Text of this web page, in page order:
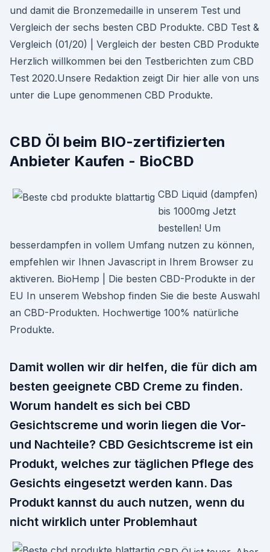
und damit die Bronzemedaille in unserem Test und
Vergleich der sechs besten CBD Produkte. CBD Test &
Vergleich (01/20) | Vergleich der besten CBD Produkte
Herzlich willkommen bei den Testberichten zum CBD
Test 2020.Unsere Redaktion zeigt Dir hier alle von uns
unter die Lupe genommenen CBD Produkte.
CBD Öl beim BIO-zertifizierten
Anbieter Kaufen - BioCBD
CBD Liquid (dampfen)
bis 1000mg Jetzt
bestellen! Um
besserdampfen in vollem Umfang nutzen zu können,
empfehlen wir Ihnen Javascript in Ihrem Browser zu
aktiveren. BioHemp | Die besten CBD-Produkte in der
EU In unserem Webshop finden Sie die beste Auswahl
an CBD-Produkten. Hochwertige 100% natürliche
Produkte.
Damit wollen wir dir helfen, die für dich am
besten geeignete CBD Creme zu finden.
Worum handelt es sich bei CBD
Gesichtscreme und worin liegen die Vor-
und Nachteile? CBD Gesichtscreme ist ein
Produkt, welches zur täglichen Pflege des
Gesichts eingesetzt werden kann. Das
Produkt kannst du auch nutzen, wenn du
nicht wirklich unter Problemhaut